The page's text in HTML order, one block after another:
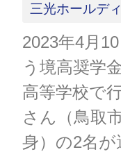
三光ホールデ
2023年4月
う境高奨学
高等学校で
さん（鳥取
身）の2名